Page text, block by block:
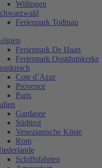
Willingen
Ferienpark Todtnau
Ferienpark De Haan
Ferienpark Oostduinkerke
Cote d´Azur
Provence
Paris
Gardasee
Südtirol
Venezianische Küste
Rom
Schiffsfahrten